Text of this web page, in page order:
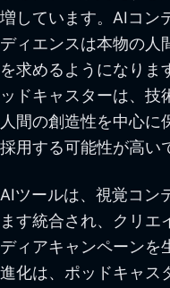
増しています。AIコン
ディエンスは本物の人
を求めるようになりま
ッドキャスターは、技
人間の創造性を中心に
採用する可能性が高い
AIツールは、視覚コン
ます統合され、クリエ
ディアキャンペーンを
進化は、ポッドキャス